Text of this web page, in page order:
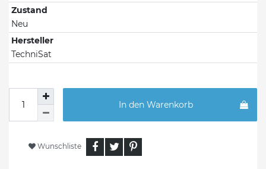
Zustand
Neu
Hersteller
TechniSat
In den Warenkorb
Wunschliste